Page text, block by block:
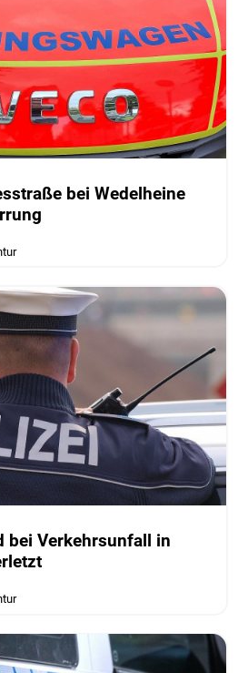
bei Wedelheine
bei Verkehrsunfall in